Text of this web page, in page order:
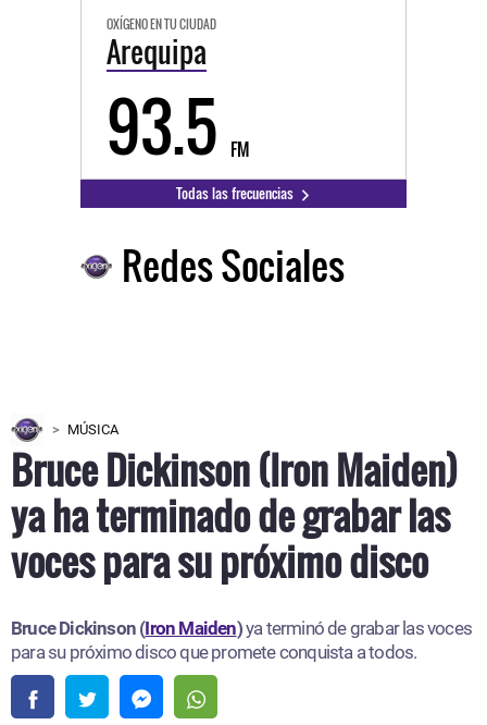
OXÍGENO EN TU CIUDAD
Arequipa
93.5 FM
Todas las frecuencias
Redes Sociales
MÚSICA
Bruce Dickinson (Iron Maiden)
ya ha terminado de grabar las
voces para su próximo disco
Bruce Dickinson (Iron Maiden)ya terminó de grabar las voces
para su próximo disco que promete conquista a todos.